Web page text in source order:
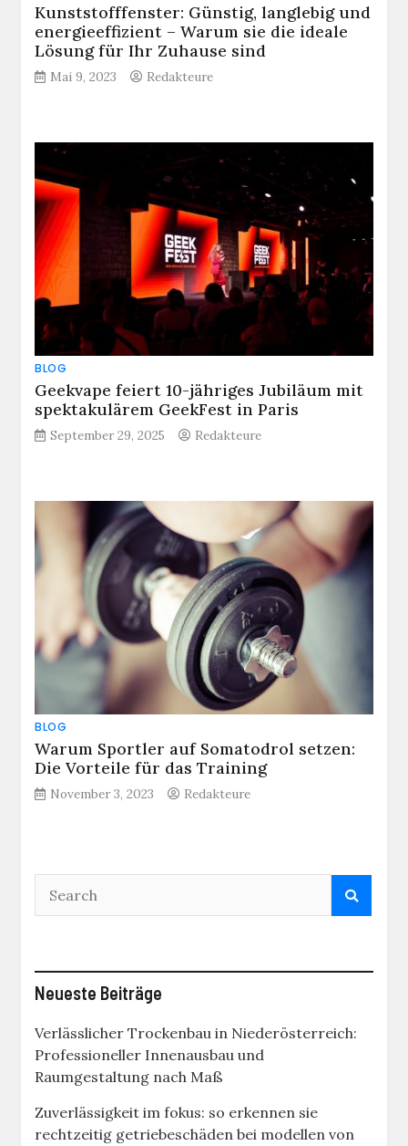
Kunststofffenster: Günstig, langlebig und
energieeffizient – Warum sie die ideale
Lösung für Ihr Zuhause sind
Mai 9, 2023 Redakteure
BLOG
Geekvape feiert 10-jähriges Jubiläum mit
spektakulärem GeekFest in Paris
September 29, 2025 Redakteure
BLOG
Warum Sportler auf Somatodrol setzen:
Die Vorteile für das Training
November 3, 2023 Redakteure
Neueste Beiträge
Verlässlicher Trockenbau in Niederösterreich:
Professioneller Innenausbau und
Raumgestaltung nach Maß
Zuverlässigkeit im fokus: so erkennen sie
rechtzeitig getriebeschäden bei modellen von